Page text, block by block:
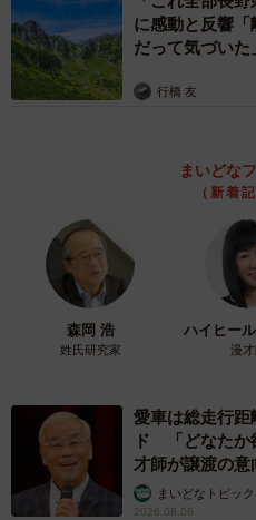
に感動と反響
だって気づいた
行橋 友
まいどな
（新着
森岡 浩
姓氏研究家
ハイヒー
漫
愛車は総走行距
ド 「どなたか
才師が譲渡の意
まいどなトピック
2026.08.06